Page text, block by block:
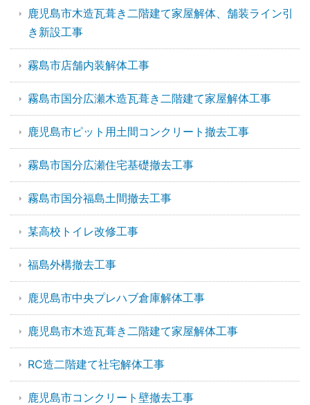
鹿児島市木造瓦葺き二階建て家屋解体、舗装ライン引
き新設工事
霧島市店舗内装解体工事
霧島市国分広瀬木造瓦葺き二階建て家屋解体工事
鹿児島市ピット用土間コンクリート撤去工事
霧島市国分広瀬住宅基礎撤去工事
霧島市国分福島土間撤去工事
某高校トイレ改修工事
福島外構撤去工事
鹿児島市中央プレハブ倉庫解体工事
鹿児島市木造瓦葺き二階建て家屋解体工事
RC造二階建て社宅解体工事
鹿児島市コンクリート壁撤去工事